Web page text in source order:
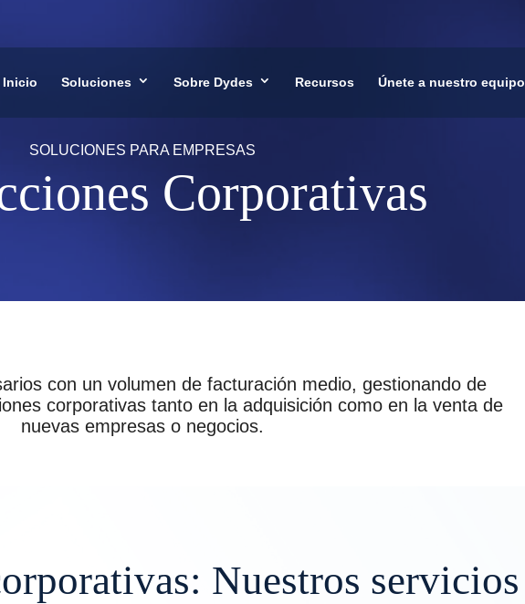
Inicio Soluciones Sobre Dydes Recursos Únete a nuestro equipo
SOLUCIONES PARA EMPRESAS
Corporativas
con un volumen de facturación medio, gestionando de
corporativas tanto en la adquisición como en la venta de
nuevas empresas o negocios.
Nuestros servicios